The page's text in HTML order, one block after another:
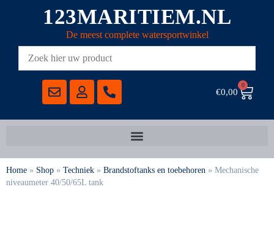
123MARITIEM.NL
De meest complete watersportwinkel
€0,00
0
Home » Shop » Techniek » Brandstoftanks en toebehoren » Mechanische
niveaumeter 40/50/65L tank